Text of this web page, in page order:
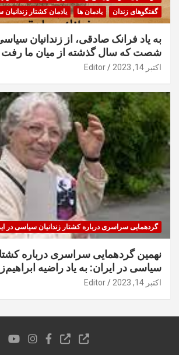
گفتگوهای زندان
یادمان ها یادمان کشتار
به یاد فرانک صادقی، از زندانیان
شصت که سال گذشته از میان ما رفت
اکتبر 14, 2023 Editor
گردهمایی سراسری درباره کشتار زندانیان سیاسی در
نهمین گردهمایی سراسری درباره
سیاسی در ایران: به یاد راضیه
اکتبر 14, 2023 Editor